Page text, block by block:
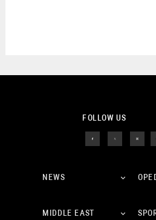
FOLLOW US
NEWS
MIDDLE EAST